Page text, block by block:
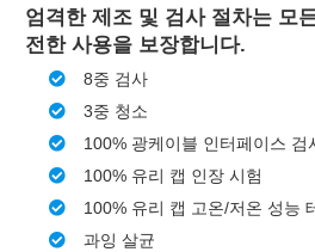
엄격한 제조 및 검사 절차는 모
전한 사용을 보장합니다.
8중 검사
3중 청소
100% 광케이블 인터페이스 검
100% 유리 캡 인장 시험
100% 유리 캡 고온/저온 성능
과잉 살균